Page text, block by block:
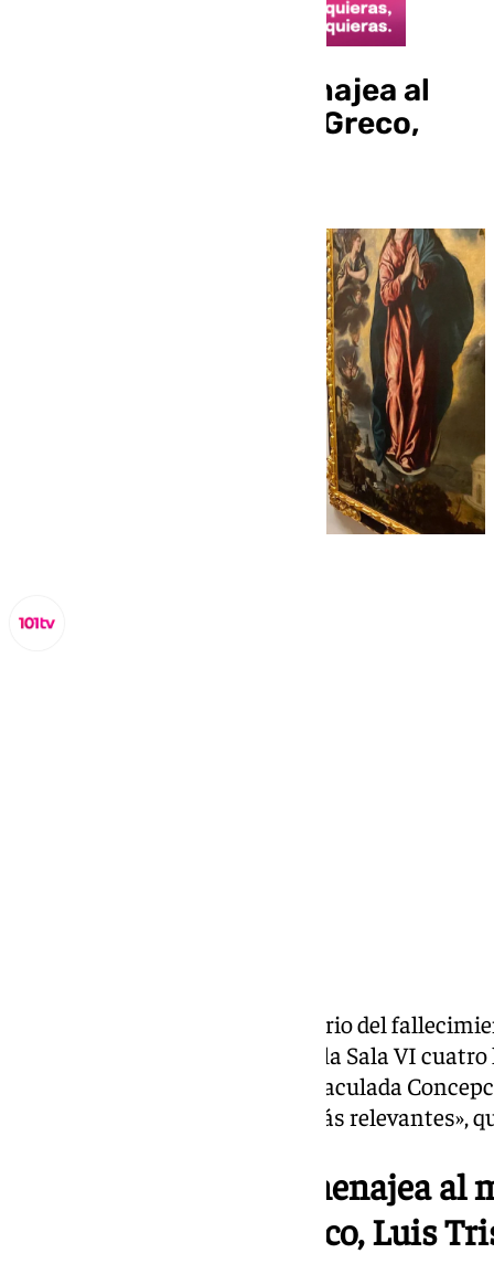
El Bellas Artes homenajea al
mejor discípulo de El Greco,
Con ocasión del cuarto centenario del
pinacoteca sevillana exhibe en la Sala VI
santos franciscanos y una Inmaculada
representaciones marianas «más relevantes»,
El Bellas Artes homenajea al
Greco, Luis